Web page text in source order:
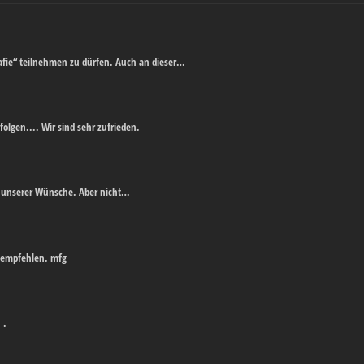
teilnehmen zu dürfen. Auch an dieser…
Wir sind sehr zufrieden.
Wünsche. Aber nicht…
mfg
.